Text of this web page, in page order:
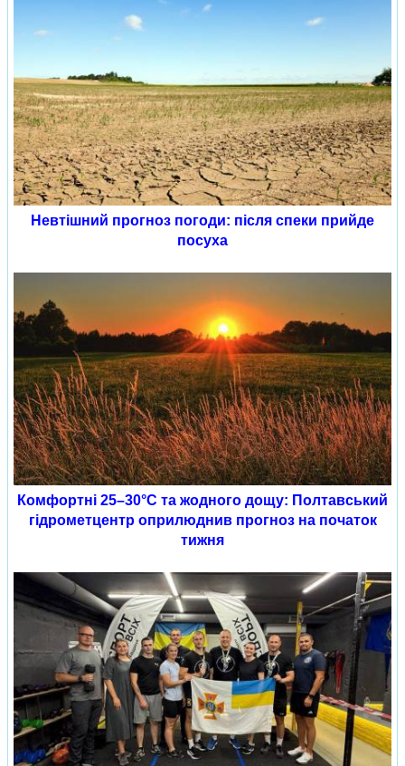
Невтішний прогноз погоди: після спеки прийде
посуха
Комфортні 25–30°C та жодного дощу: Полтавський
гідрометцентр оприлюднив прогноз на початок
тижня